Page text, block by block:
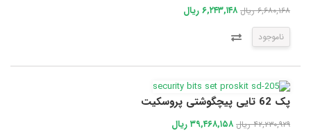
۶,۶۸۰,۱۶۸ ریال ۶,۲۴۳,۱۴۸ ریال
ناموجود
پک 62 تایی پیچگوشتی پروسکیت
۴۲,۲۳۰,۹۲۹ ریال ۳۹,۴۶۸,۱۵۸ ریال